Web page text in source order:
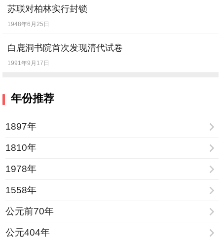
苏联对柏林实行封锁
1948年6月25日
白鹿洞书院首次发现清代试卷
1991年9月17日
年份推荐
1897年
1810年
1978年
1558年
公元前70年
公元404年